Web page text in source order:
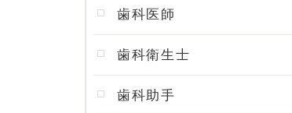
歯科医師
歯科衛生士
歯科助手